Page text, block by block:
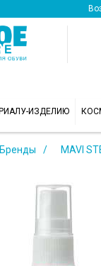
ИЗДЕЛИЮ
Бренды MAVI